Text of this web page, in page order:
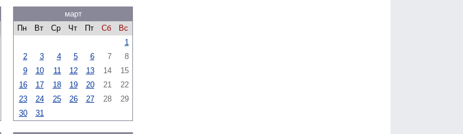
март
Пн
Вт Ср Чт Пт Сб
Вс
1
2
3 4 5 6 7
8
9
10 11 12 13 14
15
16
17 18 19 20 21
22
23
24 25 26 27 28
29
30
31